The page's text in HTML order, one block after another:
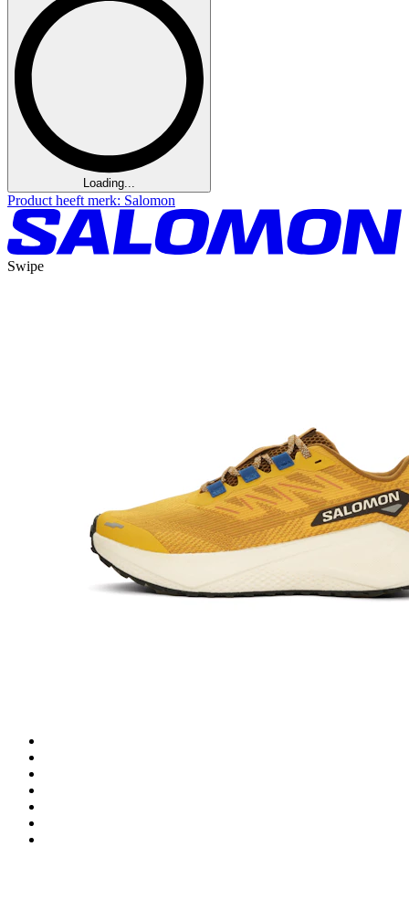
Loading...
Product heeft merk: Salomon
Swipe